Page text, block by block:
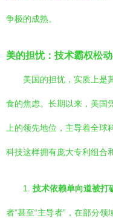
争极的成熟。
美的担忧：技术霸权松
美国的担忧，实质上是
食的焦虑。长期以来，美国
上的领先地位，主导着全
科技这样拥有庞大专利组合
1. 技术依赖单向道被打
者”甚至“主导者”，在部分领